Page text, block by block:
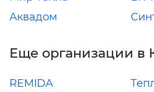
Аквадом
Еще организации в
REMIDA